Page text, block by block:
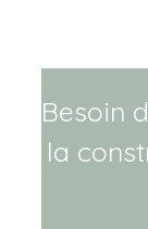
Besoin
la